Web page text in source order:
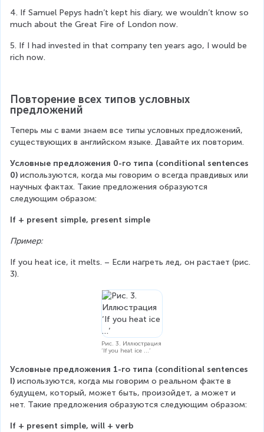
4. If Samuel Pepys hadn’t kept his diary, we wouldn’t know so
much about the Great Fire of London now.
5. If I had invested in that company ten years ago, I would be
rich now.
Повторение всех типов условных
предложений
Теперь мы с вами знаем все типы условных предложений,
существующих в английском языке. Давайте их повторим.
Условные предложения 0-го типа (conditional sentences
0) используются, когда мы говорим о всегда правдивых или
научных фактах. Такие предложения образуются
следующим образом:
If + present simple, present simple
Пример:
If you heat ice, it melts. – Если нагреть лед, он растает (рис.
3).
Рис. 3. Иллюстрация
‘If you heat ice …’
Условные предложения 1-го типа (conditional sentences
I) используются, когда мы говорим о реальном факте в
будущем, который, может быть, произойдет, а может и
нет. Такие предложения образуются следующим образом:
If + present simple, will + verb